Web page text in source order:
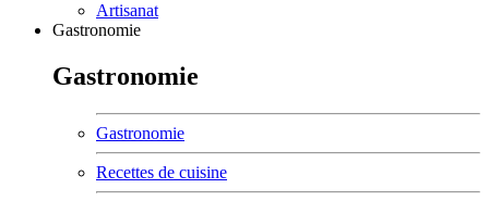
Artisanat
Gastronomie
Gastronomie
Gastronomie
Recettes de cuisine